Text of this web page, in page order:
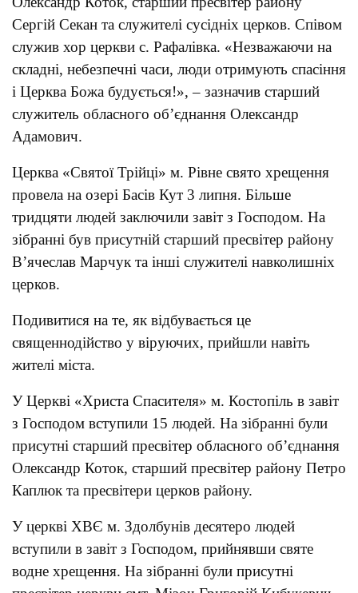
Сергій Секан та служителі сусідніх церков. Співом
служив хор церкви с. Рафалівка. «Незважаючи на
складні, небезпечні часи, люди отримують спасіння
і Церква Божа будується!», – зазначив старший
служитель обласного об’єднання Олександр
Адамович.
Церква «Святої Трійці» м. Рівне свято хрещення
провела на озері Басів Кут 3 липня. Більше
тридцяти людей заключили завіт з Господом. На
зібранні був присутній старший пресвітер району
В’ячеслав Марчук та інші служителі навколишніх
церков.
Подивитися на те, як відбувається це
священнодійство у віруючих, прийшли навіть
жителі міста.
У Церкві «Христа Спасителя» м. Костопіль в завіт
з Господом вступили 15 людей. На зібранні були
присутні старший пресвітер обласного об’єднання
Олександр Коток, старший пресвітер району Петро
Каплюк та пресвітери церков району.
У церкві ХВЄ м. Здолбунів десятеро людей
вступили в завіт з Господом, прийнявши святе
водне хрещення. На зібранні були присутні